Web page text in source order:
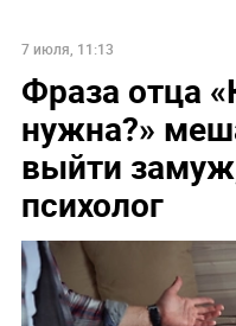
7 июля, 11:13
Фраза отца
нужна?»
выйти
психолог